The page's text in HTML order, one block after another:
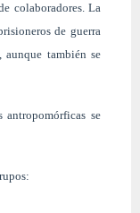
colaboradores. La
de guerra
aunque también se
se